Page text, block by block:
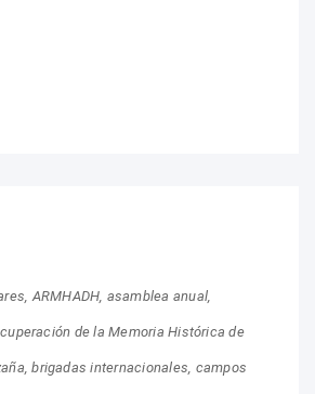
ARMHADH asamblea anual
de la Memoria Histórica de
brigadas internacionales campos